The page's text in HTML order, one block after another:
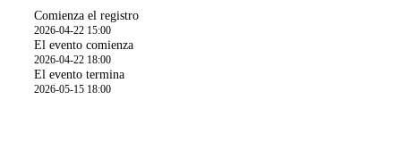
Comienza el registro
2026-04-22 15:00
El evento comienza
2026-04-22 18:00
El evento termina
2026-05-15 18:00